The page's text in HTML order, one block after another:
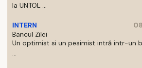
la UNTOL ...
INTERN
Bancul Zilei
Un optimist si un pesimist intră intr-un
...